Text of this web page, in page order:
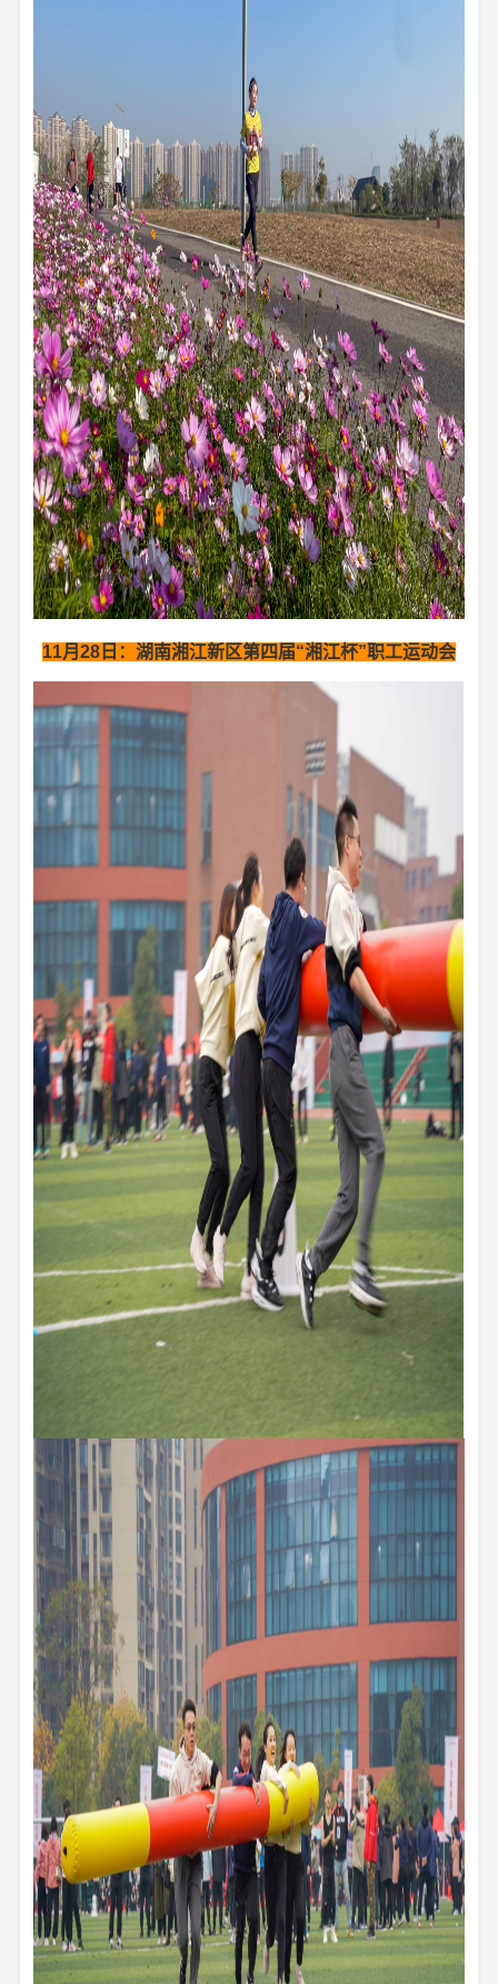
11月28日： 湖南湘江新区第四届“湘江杯”职工运动会